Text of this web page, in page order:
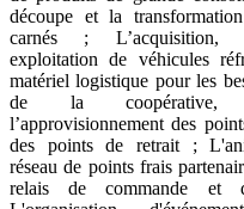
découpe et la
carnés ; L’acquisition,
exploitation de véhicules
matériel logistique pour les
de la coopérative,
l’approvisionnement des
des points de retrait ;
réseau de points frais
relais de commande et